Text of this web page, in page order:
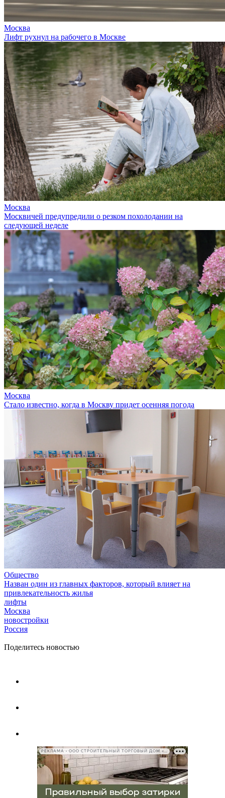
Москва
Лифт рухнул на рабочего в Москве
Москва
Москвичей предупредили о резком похолодании на
следующей неделе
Москва
Стало известно, когда в Москву придет осенняя погода
Общество
Назван один из главных факторов, который влияет на
привлекательность жилья
лифты
Москва
новостройки
Россия
Поделитесь новостью
РЕКЛАМА • ООО СТРОИТЕЛЬНЫЙ ТОРГОВЫЙ ДОМ «ПЕТРОВИЧ», ИНН 7802348846